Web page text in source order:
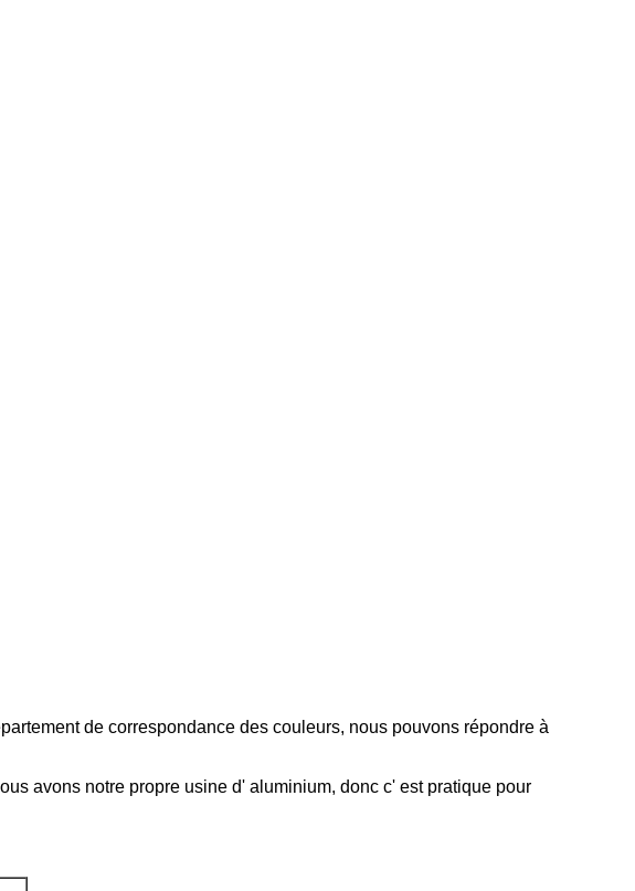
de correspondance des couleurs, nous pouvons répondre à
avons notre propre usine d' aluminium, donc c' est pratique pour